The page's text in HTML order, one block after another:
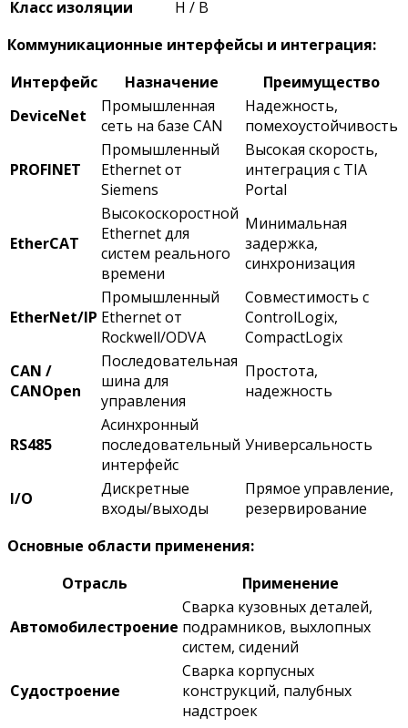
Класс изоляции
H / B
Коммуникационные интерфейсы и интеграция:
Интерфейс
Назначение
Преимущество
DeviceNet
Промышленная
сеть на базе CAN
Надежность,
помехоустойчивость
PROFINET
Промышленный
Ethernet от
Siemens
Высокая скорость,
интеграция с TIA
Portal
EtherCAT
Высокоскоростной
Ethernet для
систем реального
времени
Минимальная
задержка,
синхронизация
EtherNet/IP
Промышленный
Ethernet от
Rockwell/ODVA
Совместимость с
ControlLogix,
CompactLogix
CAN /
CANOpen
Последовательная
шина для
управления
Простота,
надежность
RS485
Асинхронный
последовательный
интерфейс
Универсальность
I/O
Дискретные
входы/выходы
Прямое управление,
резервирование
Основные области применения:
Отрасль
Применение
Автомобилестроение
Сварка кузовных деталей,
подрамников, выхлопных
систем, сидений
Судостроение
Сварка корпусных
конструкций, палубных
надстроек